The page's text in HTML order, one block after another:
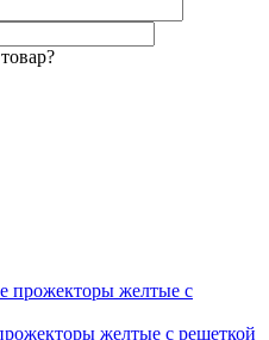
желтые с решеткой